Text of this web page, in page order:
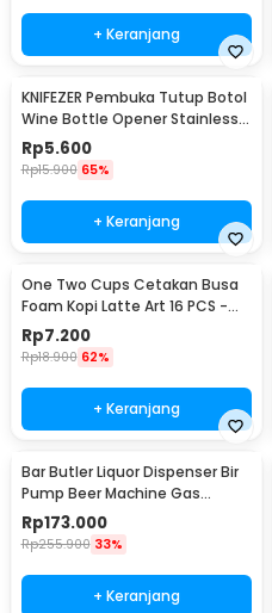
+ Keranjang
KNIFEZER Pembuka Tutup Botol
Wine Bottle Opener Stainless
Steel - WS01
Rp5.600
Rp15.900 65%
+ Keranjang
One Two Cups Cetakan Busa
Foam Kopi Latte Art 16 PCS -
JJYE01
Rp7.200
Rp18.900 62%
+ Keranjang
Bar Butler Liquor Dispenser Bir
Pump Beer Machine Gas
Station 900ml - P-36
Rp173.000
Rp255.900 33%
+ Keranjang